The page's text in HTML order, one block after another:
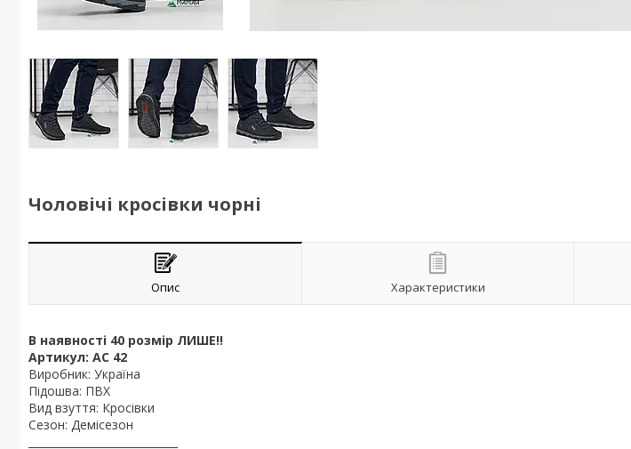
Чоловічі кросівки чорні
Опис Характеристики
В наявності 40 розмір ЛИШЕ!!
Артикул: АС 42
Виробник: Україна
Підошва: ПВХ
Вид взуття: Кросівки
Сезон: Демісезон